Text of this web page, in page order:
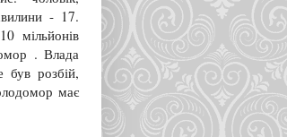
- 17.
мільйонів
. Влада
був розбій,
має